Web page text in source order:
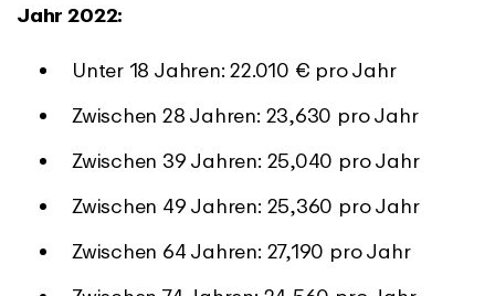
Jahr 2022:
Unter 18 Jahren: 22.010 € pro Jahr
Zwischen 28 Jahren: 23,630 pro Jahr
Zwischen 39 Jahren: 25,040 pro Jahr
Zwischen 49 Jahren: 25,360 pro Jahr
Zwischen 64 Jahren: 27,190 pro Jahr